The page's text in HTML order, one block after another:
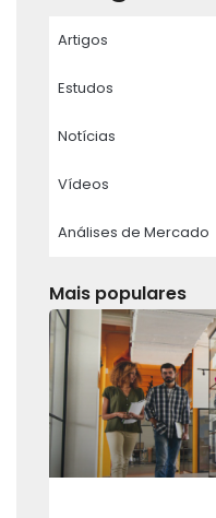
Artigos
Estudos
Notícias
Vídeos
Análises de Mercado
Mais populares